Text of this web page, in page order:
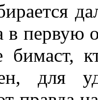
первую
бимаст,
для